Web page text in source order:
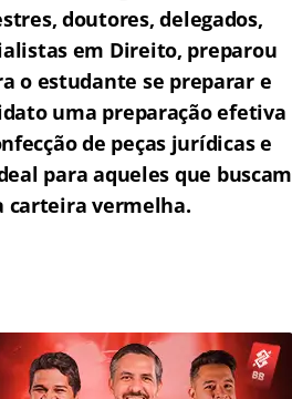
doutores, delegados,
em Direito, preparou
o estudante se preparar e
uma preparação efetiva
de peças jurídicas e
para aqueles que buscam
carteira vermelha.